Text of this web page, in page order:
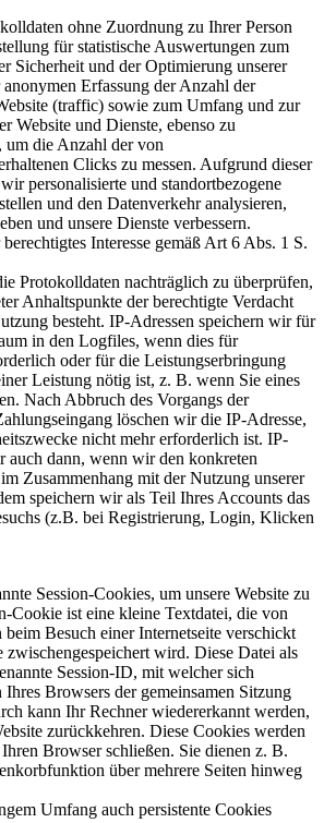
ohne Zuordnung zu Ihrer Person
für statistische Auswertungen zum
Sicherheit und der Optimierung unserer
Erfassung der Anzahl der
(traffic) sowie zum Umfang und zur
Website und Dienste, ebenso zu
um die Anzahl der von
Clicks zu messen. Aufgrund dieser
personalisierte und standortbezogene
und den Datenverkehr analysieren,
und unsere Dienste verbessern.
Interesse gemäß Art 6 Abs. 1 S.
Protokolldaten nachträglich zu überprüfen,
Anhaltspunkte der berechtigte Verdacht
besteht. IP-Adressen speichern wir für
in den Logfiles, wenn dies für
oder für die Leistungserbringung
Leistung nötig ist, z. B. wenn Sie eines
Nach Abbruch des Vorgangs der
löschen wir die IP-Adresse,
nicht mehr erforderlich ist. IP-
auch dann, wenn wir den konkreten
Zusammenhang mit der Nutzung unserer
speichern wir als Teil Ihres Accounts das
(z.B. bei Registrierung, Login, Klicken
Session-Cookies, um unsere Website zu
Cookie ist eine kleine Textdatei, die von
Besuch einer Internetseite verschickt
zwischengespeichert wird. Diese Datei als
Session-ID, mit welcher sich
Browsers der gemeinsamen Sitzung
kann Ihr Rechner wiedererkannt werden,
zurückkehren. Diese Cookies werden
Browser schließen. Sie dienen z. B.
über mehrere Seiten hinweg
Umfang auch persistente Cookies